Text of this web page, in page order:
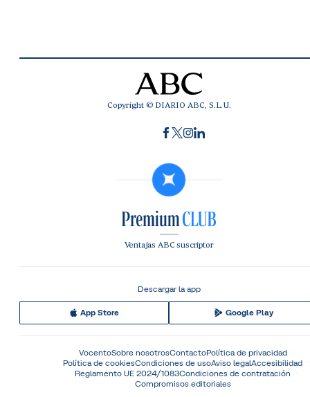
Copyright © DIARIO ABC, S.L.U.
Ventajas ABC suscriptor
Descargar la app
App Store Google Play
VocentoSobre nosotrosContactoPolítica de privacidad
Política de cookiesCondiciones de usoAviso legalAccesibilidad
Reglamento UE 2024/1083Condiciones de contratación
Compromisos editoriales